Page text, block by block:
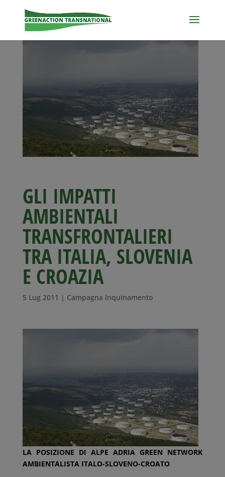
GLI IMPATTI
AMBIENTALI
TRANSFRONTALIERI
TRA ITALIA, SLOVENIA
E CROAZIA
5 Lug 2011 | Campagna Inquinamento
LA POSIZIONE DI ALPE ADRIA GREEN NETWORK
AMBIENTALISTA ITALO-SLOVENO-CROATO